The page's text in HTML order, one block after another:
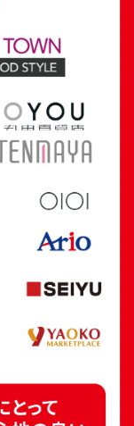
18金(K18)東京オ
7.2g
参考買取価格
161,700 円